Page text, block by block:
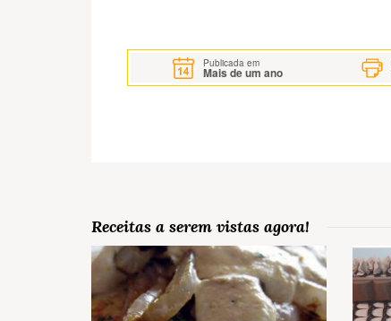
Publicada em
Mais de um ano
Receitas a serem vistas agora!